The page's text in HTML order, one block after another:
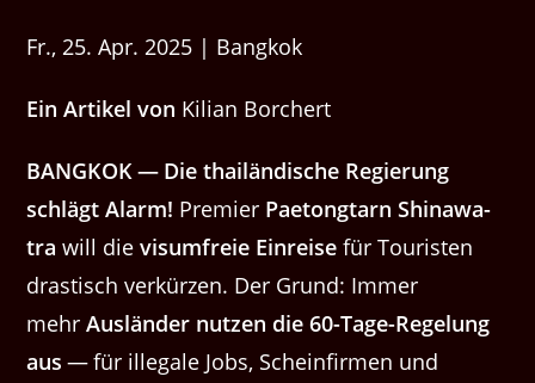
Fr., 25. Apr. 2025 | Bangkok
Ein Artikel von Kilian Borchert
BANGKOK — Die thailändis­che Regierung
schlägt Alarm! Pre­mier Pae­tong­tarn Shi­nawa­
tra will dievisum­freie Ein­reise für Touris­ten
drastisch verkürzen. Der Grund: Immer
mehrAus­län­der nutzen die 60-Tage-Regelung
aus — für ille­gale Jobs, Sche­in­fir­men und